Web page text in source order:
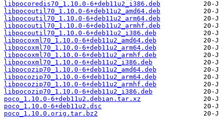
libpocoredis70_1.10.0-6+deb11u2_i386.deb
libpocoutil70_1.10.0-6+deb11u2_amd64.deb
libpocoutil70_1.10.0-6+deb11u2_arm64.deb
libpocoutil70_1.10.0-6+deb11u2_armhf.deb
libpocoutil70_1.10.0-6+deb11u2_i386.deb
libpocoxml70_1.10.0-6+deb11u2_amd64.deb
libpocoxml70_1.10.0-6+deb11u2_arm64.deb
libpocoxml70_1.10.0-6+deb11u2_armhf.deb
libpocoxml70_1.10.0-6+deb11u2_i386.deb
libpocozip70_1.10.0-6+deb11u2_amd64.deb
libpocozip70_1.10.0-6+deb11u2_arm64.deb
libpocozip70_1.10.0-6+deb11u2_armhf.deb
libpocozip70_1.10.0-6+deb11u2_i386.deb
poco_1.10.0-6+deb11u2.debian.tar.xz
poco_1.10.0-6+deb11u2.dsc
poco_1.10.0.orig.tar.bz2